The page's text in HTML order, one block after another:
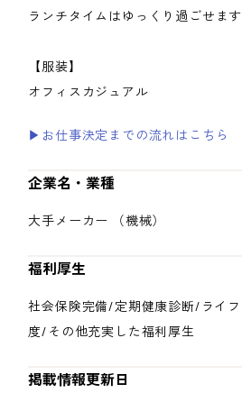
ランチタイムはゆっくり過ごせま
【服装】
オフィスカジュアル
▶お仕事決定までの流れはこちら
企業名・業種
大手メーカー （機械）
福利厚生
社会保険完備/定期健康診断/ライ
度/その他充実した福利厚生
掲載情報更新日